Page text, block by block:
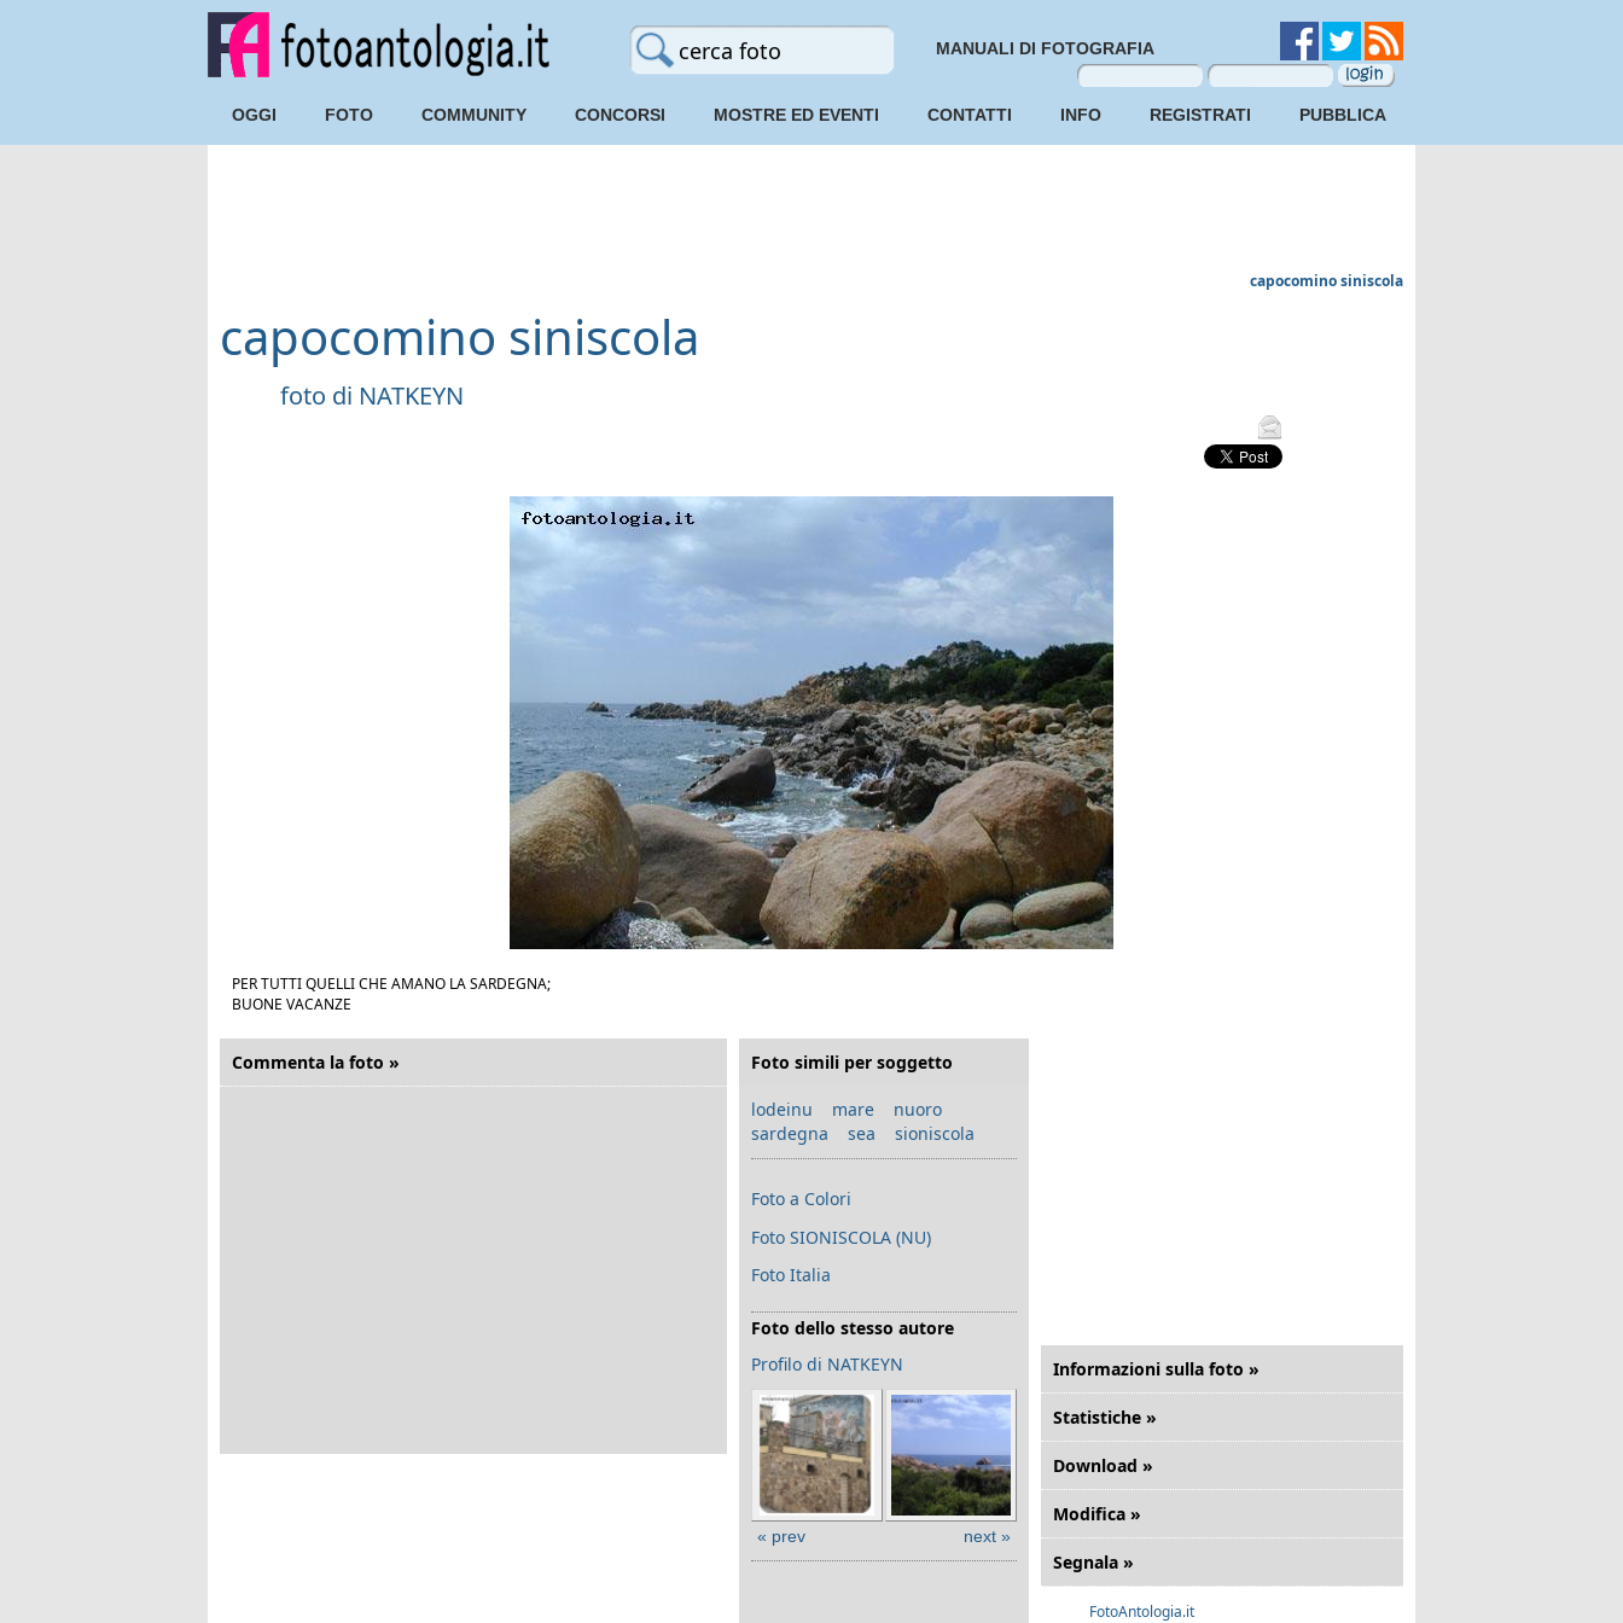
MANUALI DI FOTOGRAFIA
OGGI FOTO COMMUNITY CONCORSI MOSTRE ED EVENTI CONTATTI INFO REGISTRATI PUBBLICA
capocomino siniscola
capocomino siniscola
foto di NATKEYN
PER TUTTI QUELLI CHE AMANO LA SARDEGNA;
BUONE VACANZE
Commenta la foto » Foto simili per soggetto
lodeinu mare
nuoro
sardegna
sea sioniscola
Foto a Colori
Foto SIONISCOLA (NU)
Foto Italia
Foto dello stesso autore
Profilo di NATKEYN
« prev next »
Informazioni sulla foto »
Statistiche »
Download »
Modifica »
Segnala »
FotoAntologia.it